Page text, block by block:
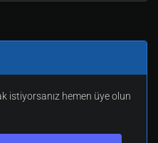
istiyorsanız hemen üye olun